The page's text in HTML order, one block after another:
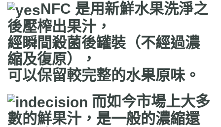
NFC 是用新鮮水果洗淨之
後壓榨出果汁，
經瞬間殺菌後罐裝（不經過濃
縮及復原），
可以保留較完整的水果原味。
而如今市場上大多
數的鮮果汁，是一般的濃縮還